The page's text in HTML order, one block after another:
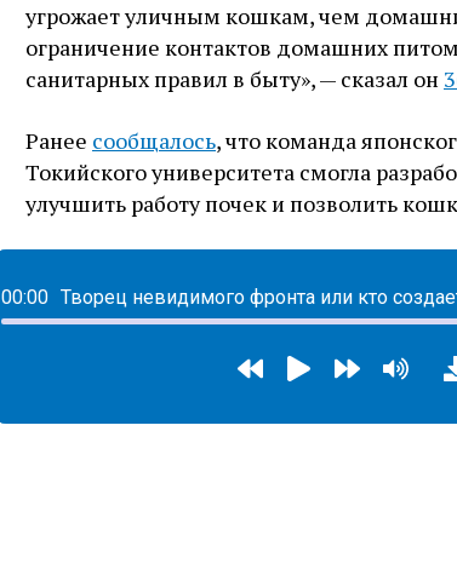
угрожает уличным кошкам, чем
ограничение контактов домашних
санитарных правил в быту», — сказал он
Ранее сообщалось, что команда
Токийского университета смогла
улучшить работу почек и позволить
00:00